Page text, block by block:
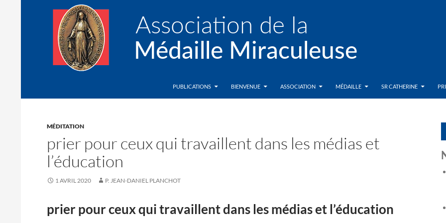
Association de la Médaille MiraculeusePUBLICATIONS BIENVENUE ASSOCIATION MÉDAILLE SR CATHERINE
MÉDITATION
prier pour ceux qui travaillent dans les médias et
l’éducation
1 AVRIL 2020 P. JEAN-DANIEL PLANCHOT
prier pour ceux qui travaillent dans les médias et l’éducation